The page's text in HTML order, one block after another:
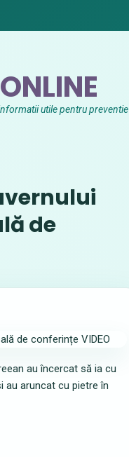
utile pentru preventie
de
au încercat să ia cu
au aruncat cu pietre în